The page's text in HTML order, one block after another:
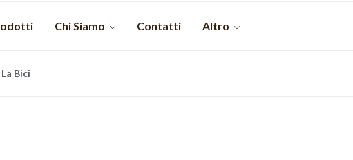
Chi Siamo Contatti Altro
Bici